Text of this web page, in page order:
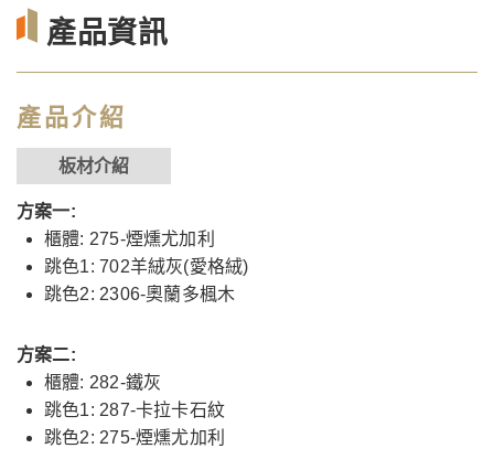
產品資訊
產品介紹
板材介紹
方案一:
櫃體: 275-煙燻尤加利
跳色1: 702羊絨灰(愛格絨)
跳色2: 2306-奧蘭多楓木
方案二:
櫃體: 282-鐵灰
跳色1: 287-卡拉卡石紋
跳色2: 275-煙燻尤加利